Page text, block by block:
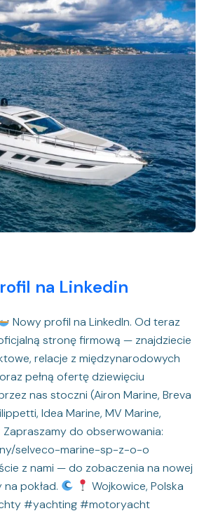
na Linkedin
Nowy profil na LinkedIn. Od teraz
stronę firmową — znajdziecie
relacje z międzynarodowych
pełną ofertę dziewięciu
nas stoczni (Airon Marine, Breva
Idea Marine, MV Marine,
Zapraszamy do obserwowania:
selveco-marine-sp-z-o-o
z nami — do zobaczenia na nowej
pokład.
Wojkowice, Polska
#yachting #motoryacht